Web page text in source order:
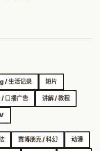
/ 生活记录 短片
/ 口播广告 讲解 / 教程
赛博朋克 / 科幻 动漫